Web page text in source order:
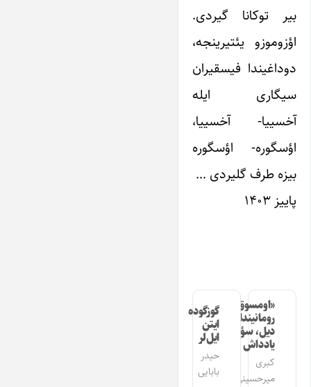
بیر توکانا گیردی.
اؤزوموزو یئتیرینجه،
دوداغیندا فیسقیران
سیگاری ایله
آخسییا- آخسییا،
اؤسگوره- اؤسگوره
بیزه طرف گلیردی …
پاییز ۱۴۰۳
«اومسوق»
رومانیندا
دیل، سؤز،
یادداش
کبری
میرحسینی
گوزگوده
ایتن
ایل‌لر
حیدر
بابایی